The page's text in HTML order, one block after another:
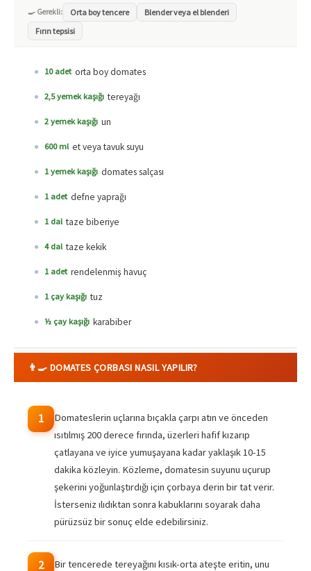
🍳 Gerekli: Orta boy tencere
Blender veya el blenderi
Fırın tepsisi
10 adet orta boy domates
2,5 yemek kaşığı tereyağı
2 yemek kaşığı un
600 ml et veya tavuk suyu
1 yemek kaşığı domates salçası
1 adet defne yaprağı
1 dal taze biberiye
4 dal taze kekik
1 adet rendelenmiş havuç
1 çay kaşığı tuz
½ çay kaşığı karabiber
👨‍🍳 DOMATES ÇORBASI NASIL YAPILIR?
1
Domateslerin uçlarına bıçakla çarpı atın ve önceden
ısıtılmış 200 derece fırında, üzerleri hafif kızarıp
çatlayana ve iyice yumuşayana kadar yaklaşık 10-15
dakika közleyin. Közleme, domatesin suyunu uçurup
şekerini yoğunlaştırdığı için çorbaya derin bir tat verir.
İsterseniz ılıdıktan sonra kabuklarını soyarak daha
pürüzsüz bir sonuç elde edebilirsiniz.
2 Bir tencerede tereyağını kısık-orta ateşte eritin, unu